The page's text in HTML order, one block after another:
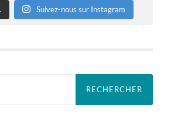
Suivez-nous sur Instagram